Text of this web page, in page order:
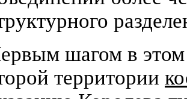
шагом в этом
территории